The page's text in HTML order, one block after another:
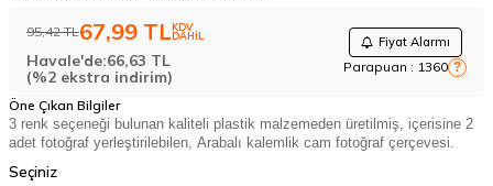
95,42TL67,99 TLKDV
DAHİL Fiyat Alarmı
Parapuan : 1360 ?
Havale'de:66,63 TL
(%2 ekstra indirim)
Öne Çıkan Bilgiler
3 renk seçeneği bulunan kaliteli plastik malzemeden üretilmiş, içerisine 2
adet fotoğraf yerleştirilebilen, Arabalı kalemlik cam fotoğraf çerçevesi.
Seçiniz